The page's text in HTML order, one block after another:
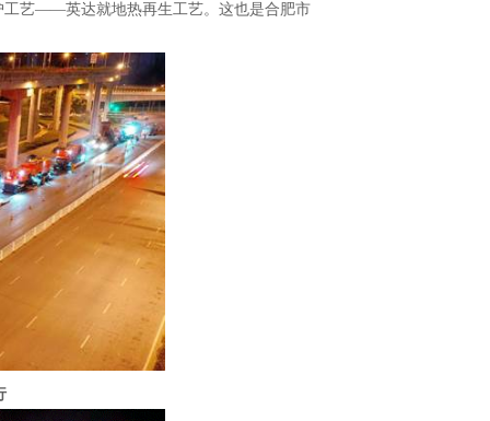
艺——英达就地热再生工艺。这也是合肥市